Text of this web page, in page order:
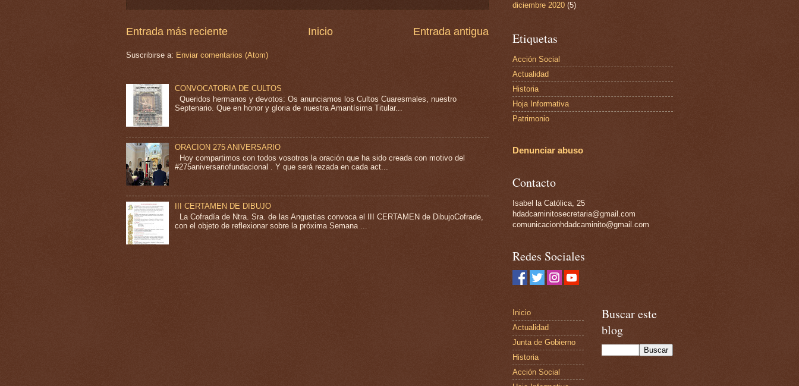
Entrada más reciente Entrada antigua
Inicio
Suscribirse a: Enviar comentarios (Atom)
CONVOCATORIA DE CULTOS
Queridos hermanos y devotos: Os anunciamos los Cultos Cuaresmales, nuestro
Septenario. Que en honor y gloria de nuestra Amantísima Titular...
ORACION 275 ANIVERSARIO
Hoy compartimos con todos vosotros la oración que ha sido creada con motivo del
#275aniversariofundacional . Y que será rezada en cada act...
III CERTAMEN DE DIBUJO
La Cofradía de Ntra. Sra. de las Angustias convoca el III CERTAMEN de DibujoCofrade,
con el objeto de reflexionar sobre la próxima Semana ...
diciembre 2020 (5)
Etiquetas
Acción Social
Actualidad
Historia
Hoja Informativa
Patrimonio
Denunciar abuso
Contacto
Isabel la Católica, 25
hdadcaminitosecretaria@gmail.com
comunicacionhdadcaminito@gmail.com
Redes Sociales
Inicio
Actualidad
Junta de Gobierno
Historia
Acción Social
Buscar este
blog